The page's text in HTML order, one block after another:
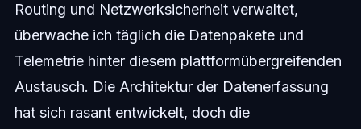
Routing und Netzwerksicherheit verwaltet,
überwache ich täglich die Datenpakete und
Telemetrie hinter diesem plattformübergreifenden
Austausch. Die Architektur der Datenerfassung
hat sich rasant entwickelt, doch die